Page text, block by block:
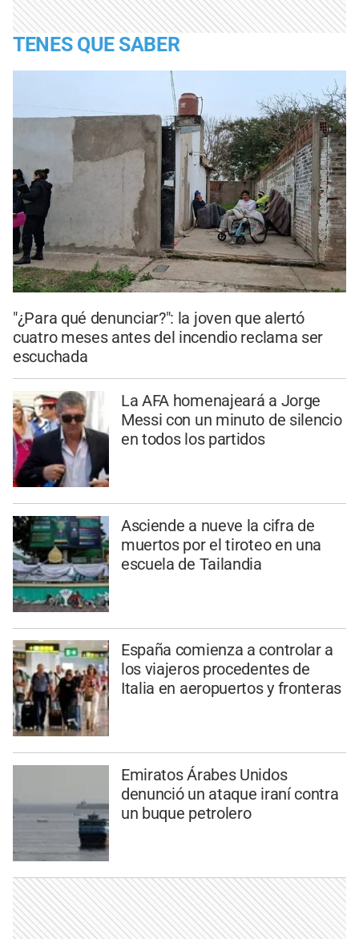
TENES QUE SABER
"¿Para qué denunciar?": la joven que alertó
cuatro meses antes del incendio reclama ser
escuchada
La AFA homenajeará a Jorge
Messi con un minuto de silencio
en todos los partidos
Asciende a nueve la cifra de
muertos por el tiroteo en una
escuela de Tailandia
España comienza a controlar a
los viajeros procedentes de
Italia en aeropuertos y fronteras
Emiratos Árabes Unidos
denunció un ataque iraní contra
un buque petrolero